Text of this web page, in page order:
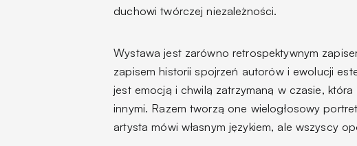
duchowi twórczej niezależności.
Wystawa jest zarówno retrospektywnym
zapisem historii spojrzeń autorów i ewolucji
jest emocją i chwilą zatrzymaną w czasie,
innymi. Razem tworzą one wielogłosowy
artysta mówi własnym językiem, ale wszyscy